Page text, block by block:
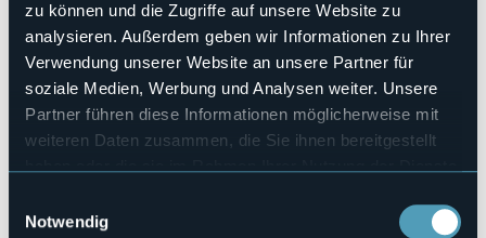
zu können und die Zugriffe auf unsere Website zu
analysieren. Außerdem geben wir Informationen zu Ihrer
Verwendung unserer Website an unsere Partner für
soziale Medien, Werbung und Analysen weiter. Unsere
Partner führen diese Informationen möglicherweise mit
weiteren Daten zusammen, die Sie ihnen bereitgestellt
Notwendig
11.15S. Messa in memoria dei musicanti defunti
12.30Pranzo presso il ristorante "Locanda della Pineta" loc.
la Sotta Trasquera (quota di partecipazione € 38,00 cad.)
per la buona riuscita della festa prenotare entro il
17/10/2024 al n. 348 3731400 (Marina) - 339 4059537
Veranstaltungsmanager
Veranstaltungsort